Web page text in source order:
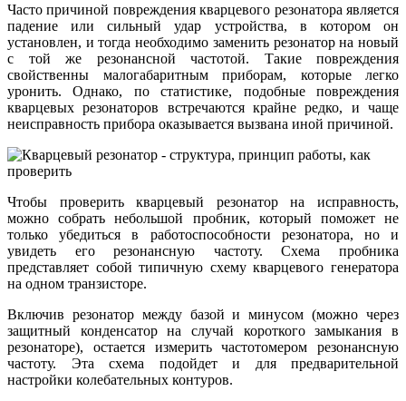
Часто причиной повреждения кварцевого резонатора является
падение или сильный удар устройства, в котором он
установлен, и тогда необходимо заменить резонатор на новый
с той же резонансной частотой. Такие повреждения
свойственны малогабаритным приборам, которые легко
уронить. Однако, по статистике, подобные повреждения
кварцевых резонаторов встречаются крайне редко, и чаще
неисправность прибора оказывается вызвана иной причиной.
Чтобы проверить кварцевый резонатор на исправность,
можно собрать небольшой пробник, который поможет не
только убедиться в работоспособности резонатора, но и
увидеть его резонансную частоту. Схема пробника
представляет собой типичную схему кварцевого генератора
на одном транзисторе.
Включив резонатор между базой и минусом (можно через
защитный конденсатор на случай короткого замыкания в
резонаторе), остается измерить частотомером резонансную
частоту. Эта схема подойдет и для предварительной
настройки колебательных контуров.